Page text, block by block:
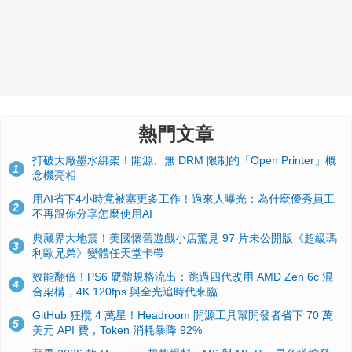
熱門文章
1
打破大廠墨水綁架！開源、無 DRM 限制的「Open Printer」概
念機亮相
2
用AI省下4小時竟被塞更多工作！過來人曝光：為什麼優秀員工
不再跟你分享怎麼使用AI
3
典藏界大地震！美國懷舊遊戲小店驚見 97 片未公開版《超級瑪
利歐兄弟》變體任天堂卡帶
4
效能翻倍！PS6 硬體規格流出：跳過四代改用 AMD Zen 6c 混
合架構，4K 120fps 與全光追時代來臨
5
GitHub 狂攬 4 萬星！Headroom 開源工具幫開發者省下 70 萬
美元 API 費，Token 消耗暴降 92%